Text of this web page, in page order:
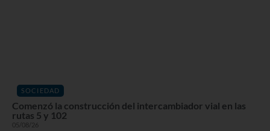
SOCIEDAD
Comenzó la construcción del intercambiador vial en las
rutas 5 y 102
05/08/26